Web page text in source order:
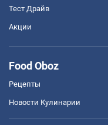
Тест Драйв
Акции
Food Oboz
Рецепты
Новости Кулинарии